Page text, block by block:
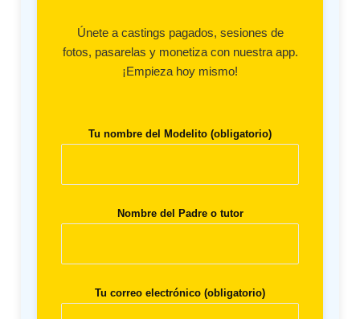
Únete a castings pagados, sesiones de
fotos, pasarelas y monetiza con nuestra app.
¡Empieza hoy mismo!
Tu nombre del Modelito (obligatorio)
Nombre del Padre o tutor
Tu correo electrónico (obligatorio)